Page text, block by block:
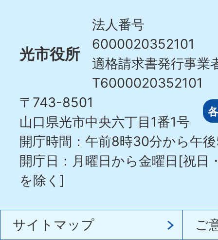
光市役所
法人番号
6000020352101
適格請求書発行事業
T6000020352101
〒743-8501
山口県光市中央六丁目1番1号
開庁時間：午前8時30分から午
開庁日：月曜日から金曜日[祝日
を除く]
サイトマップ
ご